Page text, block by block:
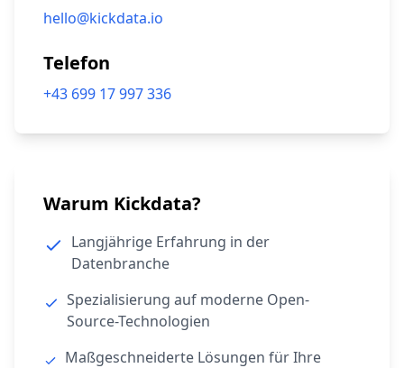
hello@kickdata.io
Telefon
+43 699 17 997 336
Warum Kickdata?
Langjährige Erfahrung in der
Datenbranche
Spezialisierung auf moderne Open-
Source-Technologien
Maßgeschneiderte Lösungen für Ihre